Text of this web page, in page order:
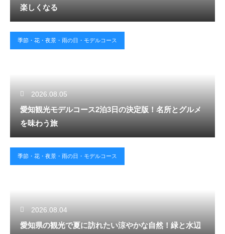
楽しくなる
季節・花・夜景・雨の日・モデルコース
2026.08.05
愛知観光モデルコース2泊3日の決定版！名所とグルメ
を味わう旅
季節・花・夜景・雨の日・モデルコース
2026.08.04
愛知県の観光で夏に訪れたい涼やかな自然！緑と水辺